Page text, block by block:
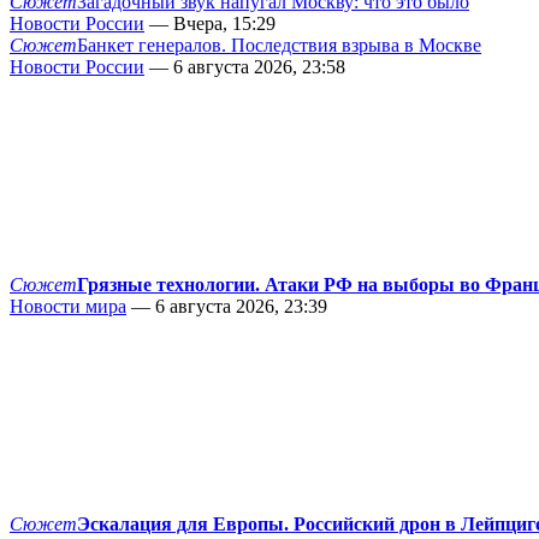
Новости России — Вчера, 15:29
СюжетБанкет генералов. Последствия взрыва в Москве
Новости России — 6 августа 2026, 23:58
СюжетГрязные технологии. Атаки РФ на выборы во
Новости мира — 6 августа 2026, 23:39
СюжетЭскалация для Европы. Российский дрон в